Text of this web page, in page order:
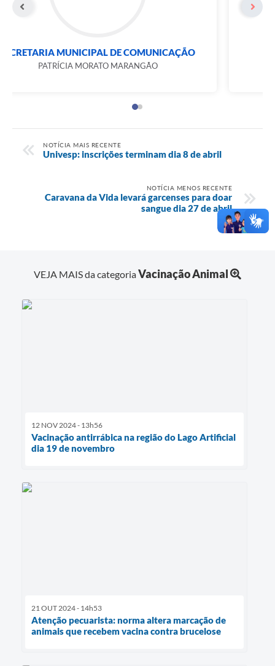
SECRETARIA MUNICIPAL DE COMUNICAÇÃO
PATRÍCIA MORATO MARANGÃO
NOTÍCIA MAIS RECENTE
Univesp: inscrições terminam dia 8 de abril
NOTÍCIA MENOS RECENTE
Caravana da Vida levará garcenses para doar
sangue dia 27 de abril
VEJA MAIS da categoriaVacinação Animal
12 NOV 2024 - 13h56
Vacinação antirrábica na região do Lago Artificial
dia 19 de novembro
21 OUT 2024 - 14h53
Atenção pecuarista: norma altera marcação de
animais que recebem vacina contra brucelose